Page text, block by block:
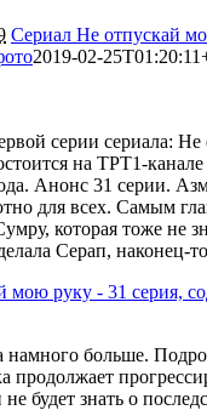
Сериал Не отпускай
2019-02-
серии сериала:
на ТРТ1-
Анонс 31 серии.
для всех. Самым
которая тоже не
Серап, наконец-
намного больше.
продолжает
будет знать о